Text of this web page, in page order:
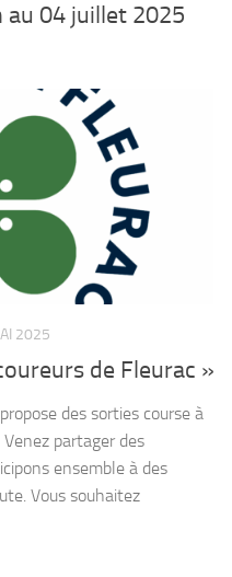
au 04 juillet 2025
2025
de Fleurac »
des sorties course à
partager des
ensemble à des
Vous souhaitez